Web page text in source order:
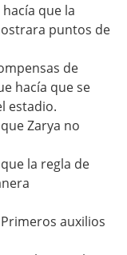
que la
puntos de
de
hacía que se
estadio.
Zarya no
la regla de
auxilios